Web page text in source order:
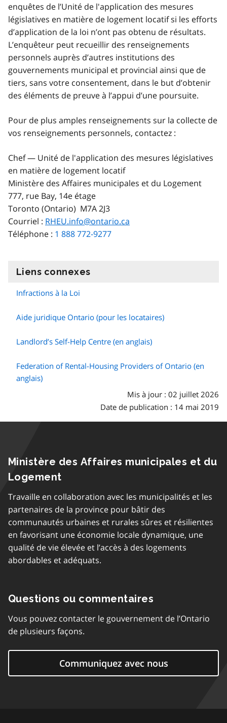
enquêtes de l’Unité de l'application des mesures
législatives en matière de logement locatif si les efforts
d’application de la loi n’ont pas obtenu de résultats.
L’enquêteur peut recueillir des renseignements
personnels auprès d’autres institutions des
gouvernements municipal et provincial ainsi que de
tiers, sans votre consentement, dans le but d’obtenir
des éléments de preuve à l’appui d’une poursuite.
Pour de plus amples renseignements sur la collecte de
vos renseignements personnels, contactez :
Chef — Unité de l'application des mesures législatives
en matière de logement locatif
Ministère des Affaires municipales et du Logement
777, rue Bay, 14e étage
Toronto (Ontario) M7A 2J3
Courriel : RHEU.info@ontario.ca
Téléphone : 1 888 772-9277
Liens connexes
Infractions à la Loi
Aide juridique Ontario (pour les locataires)
Landlord’s Self-Help Centre (en anglais)
Federation of Rental-Housing Providers of Ontario (en
anglais)
Mis à jour : 02 juillet 2026
Date de publication : 14 mai 2019
Ministère des Affaires municipales et du
Logement
Travaille en collaboration avec les municipalités et les
partenaires de la province pour bâtir des
communautés urbaines et rurales sûres et résilientes
en favorisant une économie locale dynamique, une
qualité de vie élevée et l’accès à des logements
abordables et adéquats.
Questions ou commentaires
Vous pouvez contacter le gouvernement de l’Ontario
de plusieurs façons.
Communiquez avec nous